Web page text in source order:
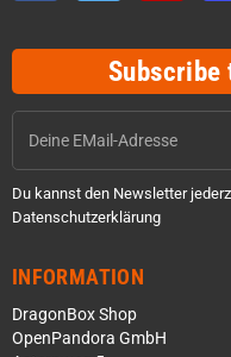
Du kannst den Newsletter
Datenschutzerklärung
INFORMATION
DragonBox Shop
OpenPandora GmbH